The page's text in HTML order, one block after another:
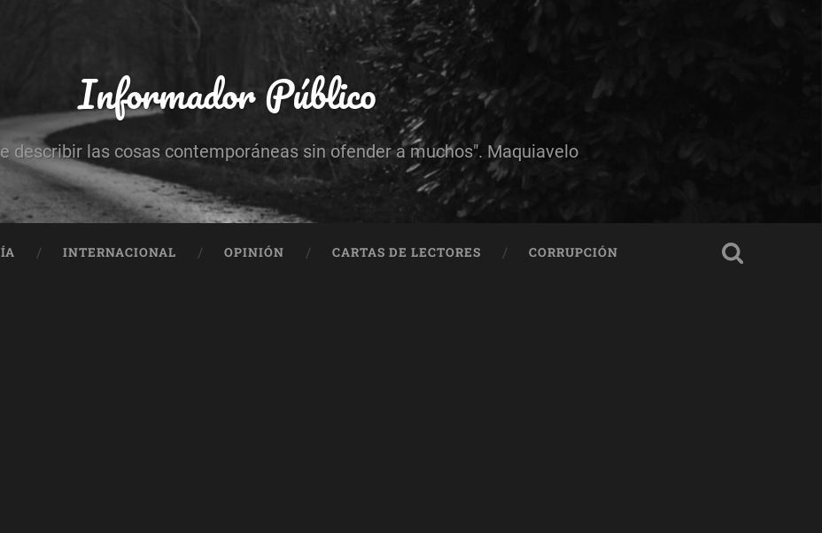
Informador Público
describir las cosas contemporáneas sin ofender a muchos". Maquiavelo
INTERNACIONAL OPINIÓN CARTAS DE LECTORES CORRUPCIÓN